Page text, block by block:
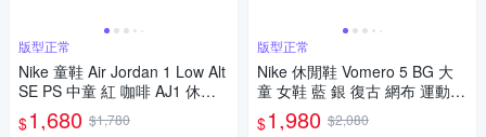
版型正常
Nike 童鞋 Air Jordan 1 Low Alt
SE PS 中童 紅 咖啡 AJ1 休閒
鞋 HF3204-200
$1,680 $1,780
版型正常
Nike 休閒鞋 Vomero 5 BG 大
童 女鞋 藍 銀 復古 網布 運動鞋
HQ3255-043
$1,980 $2,080